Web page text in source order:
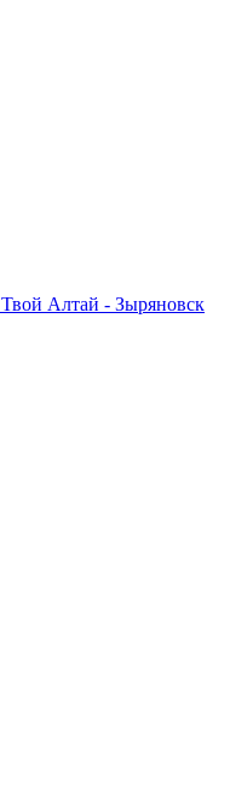
Твой Алтай - Зыряновск